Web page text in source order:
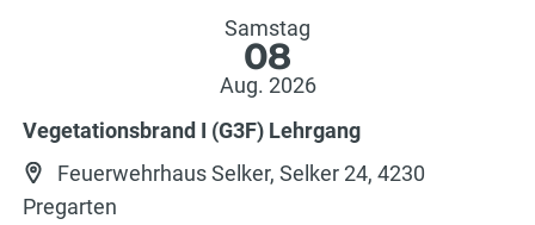
Samstag
08
Aug. 2026
Vegetationsbrand I (G3F) Lehrgang
Feuerwehrhaus Selker, Selker 24, 4230
Pregarten